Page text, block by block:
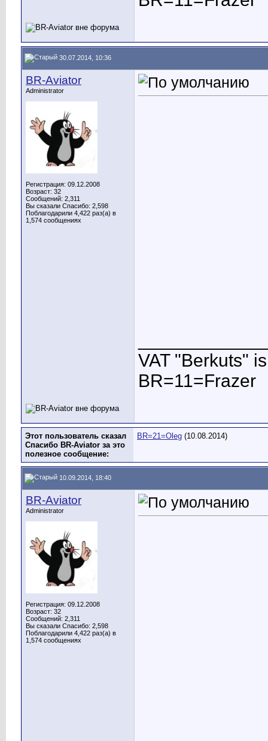
30.07.2014, 10:36
BR-Aviator
Administrator
Регистрация: 09.12.2008
Возраст: 32
Сообщений: 2,311
Вы сказали Спасибо: 2,598
Поблагодарили 4,422 раз(а) в
1,574 сообщениях
VAT "Berkuts"
BR=11=Frazer
Этот пользователь сказал
Спасибо BR-Aviator за это
полезное сообщение:
BR=21=Oleg (10.08.2014)
10.09.2014, 18:40
BR-Aviator
Administrator
Регистрация: 09.12.2008
Возраст: 32
Сообщений: 2,311
Вы сказали Спасибо: 2,598
Поблагодарили 4,422 раз(а) в
1,574 сообщениях